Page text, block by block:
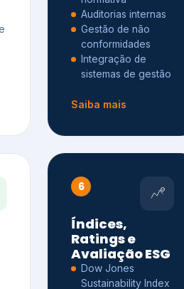
Auditorias internas
Gestão de não
conformidades
Integração de
sistemas de gestão
Saiba mais
6
Índices,
Ratings e
Avaliação ESG
Dow Jones
Sustainability Index